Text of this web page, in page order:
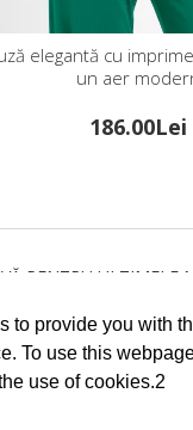
to provide you with
To use this
use of cookies.2
elegantă cu
un aer
186.00Lei
PENTRU ULTIMELE